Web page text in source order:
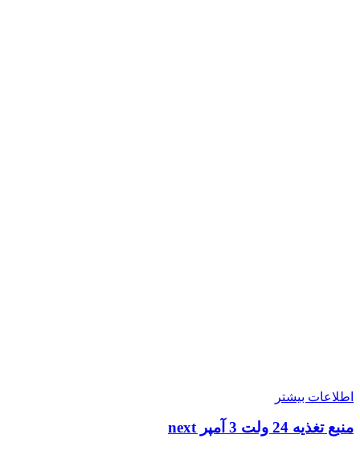
اطلاعات بیشتر
منبع تغذیه 24 ولت 3 آمپر next